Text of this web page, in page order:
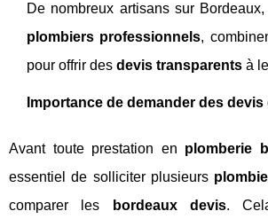
De nombreux artisans sur
plombiers professionnels,
pour offrir des devis transparents à
Importance de demander des devis
Avant toute prestation en plomberie
essentiel de solliciter plusieurs
comparer les
bordeaux devis.